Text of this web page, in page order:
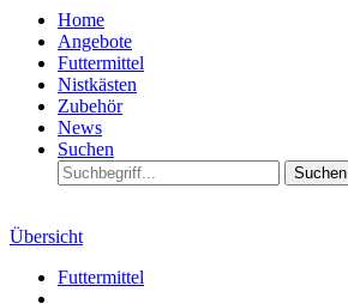
Home
Angebote
Futtermittel
Nistkästen
Zubehör
News
Suchen
Suchen
Übersicht
Futtermittel